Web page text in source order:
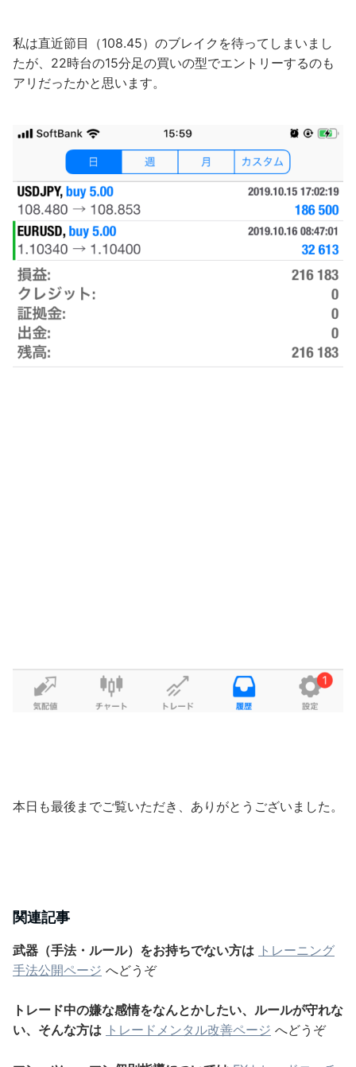
私は直近節目（108.45）のブレイクを待ってしまいまし
たが、22時台の15分足の買いの型でエントリーするのも
アリだったかと思います。
本日も最後までご覧いただき、ありがとうございました。
関連記事
武器（手法・ルール）をお持ちでない方は トレーニング
手法公開ページ へどうぞ
トレード中の嫌な感情をなんとかしたい、ルールが守れな
い、そんな方は トレードメンタル改善ページ へどうぞ